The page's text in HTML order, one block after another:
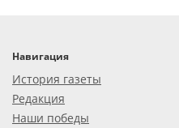
Навигация
История газеты
Редакция
Наши победы